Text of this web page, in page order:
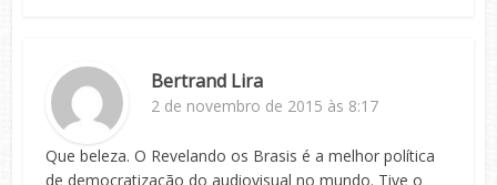
Bertrand Lira
2 de novembro de 2015 às 8:17
Que beleza. O Revelando os Brasis é a melhor política
de democratização do audiovisual no mundo. Tive o